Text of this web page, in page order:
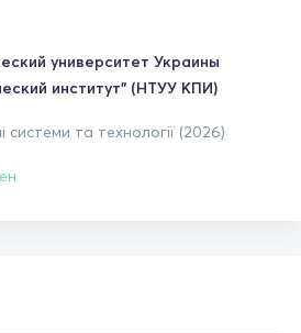
университет Украины
институт" (НТУУ КПИ)
системи та технології (2026)